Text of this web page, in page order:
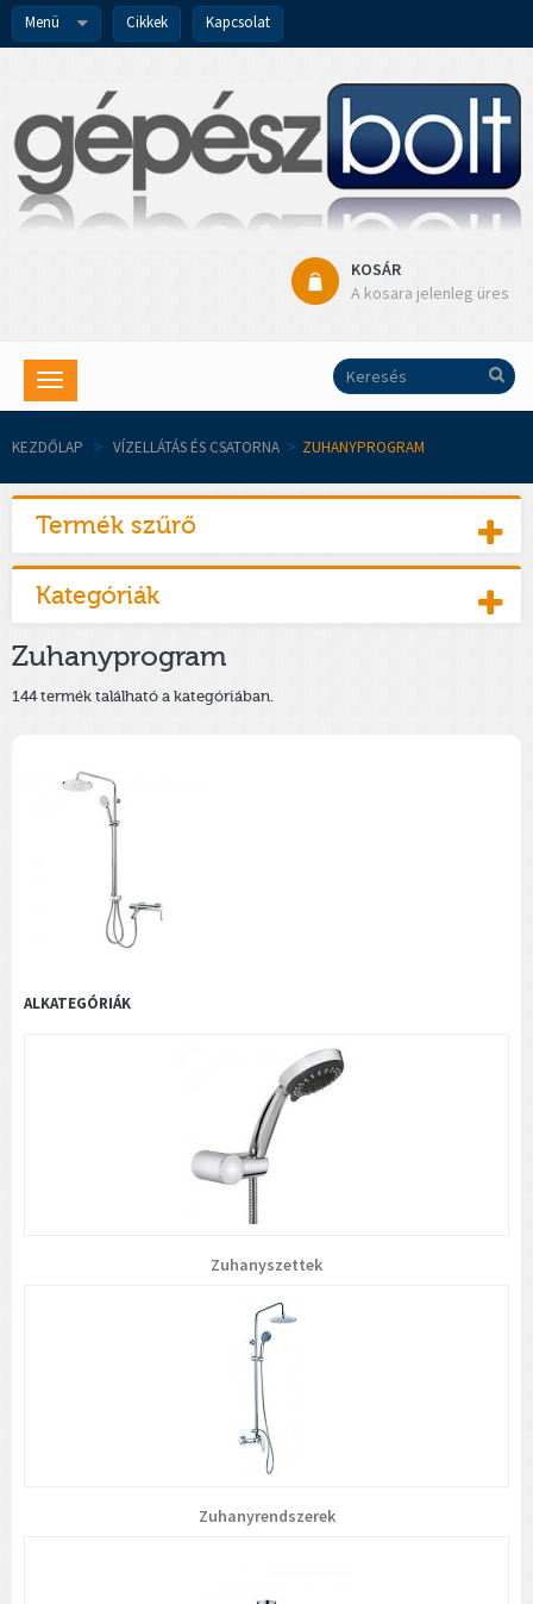
Menü Cikkek Kapcsolat
KOSÁR
A kosara jelenleg üres
Toggle
navigation
KEZDŐLAP > VÍZELLÁTÁS ÉS CSATORNA > ZUHANYPROGRAM
Termék szűrő
Kategóriák
Zuhanyprogram
144 termék található a kategóriában.
ALKATEGÓRIÁK
Zuhanyszettek
Zuhanyrendszerek